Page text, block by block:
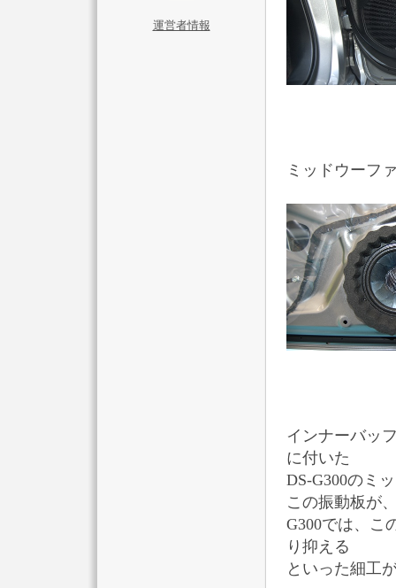
運営者情報
ミッドウーフ
インナーバッ
に付いた
DS-G300のミ
この振動板が
G300では、こ
り抑える
といった細工